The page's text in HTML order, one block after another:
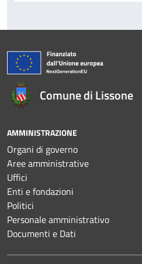
Comune di Lissone
AMMINISTRAZIONE
Organi di governo
Aree amministrative
Uffici
Enti e fondazioni
Politici
Personale amministrativo
Documenti e Dati